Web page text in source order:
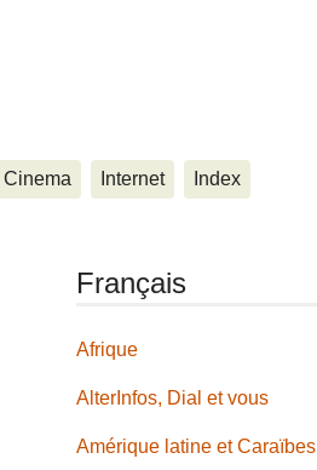
Cinema Internet Index
Français
Afrique
AlterInfos, Dial et vous
Amérique latine et Caraïbes